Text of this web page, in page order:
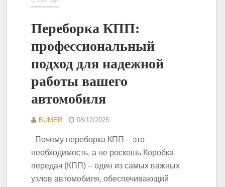
Переборка КПП:
профессиональный
подход для надежной
работы вашего
автомобиля
BUMER 08/12/2025
Почему переборка КПП – это
необходимость, а не роскошь Коробка
передач (КПП) – один из самых важных
узлов автомобиля, обеспечивающий